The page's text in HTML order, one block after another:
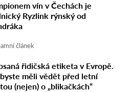
vín v Čechách je
Ryzlink rýnský od
článek
řidičská etiketa v Evropě.
měli vědět před letní
(nejen) o „blikačkách“